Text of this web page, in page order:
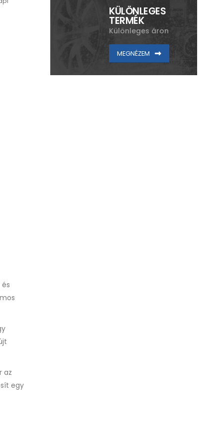
az
egy
KÜLÖNLEGES
TERMÉK
Különleges áron
MEGNÉZEM